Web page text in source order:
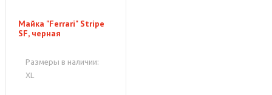
Майка "Ferrari" Stripe
SF, черная
Размеры в наличии:
XL